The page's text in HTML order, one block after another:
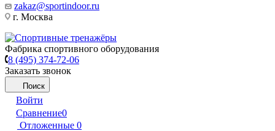
zakaz@sportindoor.ru
г. Москва
Фабрика спортивного оборудования
8 (495) 374-72-06
Заказать звонок
Поиск
Войти
Сравнение0
Отложенные 0